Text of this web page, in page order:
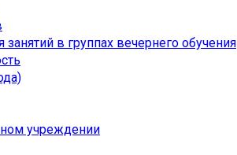
в группах вечернего обучения
учреждении